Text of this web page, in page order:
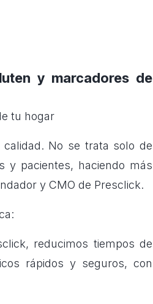
y marcadores de
tu hogar
calidad. No se trata solo de
y pacientes, haciendo más
y CMO de Presclick.
reducimos tiempos de
rápidos y seguros, con